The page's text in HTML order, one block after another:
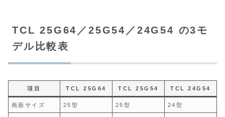
TCL 25G64／25G54／24G54 の3モ
デル比較表
項目 TCL 25G64 TCL 25G54 TCL 24G54
画面サイズ 25型 25型 24型